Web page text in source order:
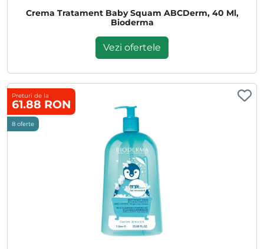
Crema Tratament Baby Squam ABCDerm, 40 Ml,
Bioderma
Vezi ofertele
Preturi de la
61.88 RON
8 oferte